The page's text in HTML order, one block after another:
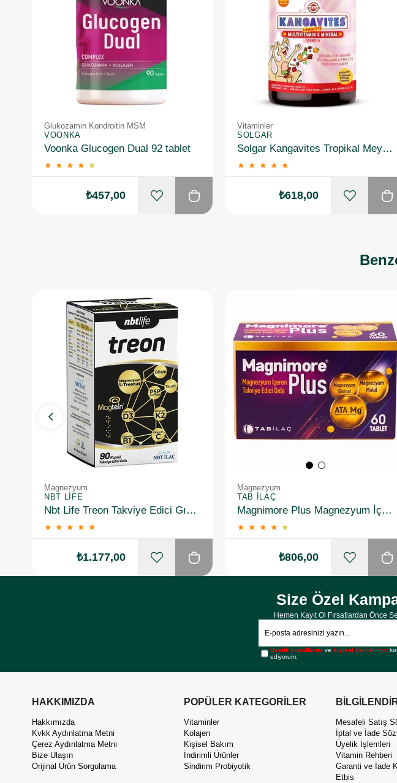
Glukozamin Kondroitin MSM
VOONKA
Voonka Glucogen Dual 92 tablet
★ ★ ★ ★ ★
₺457,00
Vitaminler
SOLGAR
Solgar Kangavites Tropikal Meyve Aromalı 60 Tablet
★ ★ ★ ★ ★
₺618,00
Magnezyum
NBT LIFE
Nbt Life Treon Takviye Edici Gıda 90 Kapsül
★ ★ ★ ★ ★
₺1.177,00
Magnezyum
TAB İLAÇ
Magnimore Plus Magnezyum İçeren Takviye Edici Gıda 60 Kapsül
★ ★ ★ ★ ★
₺806,00
Size Özel
Hemen Kayıt Ol Fırsatlardan Önce
Üyelik koşullarını vekişisel verilerimin
ediyorum.
HAKKIMIZDA
Hakkımızda
Kvkk Aydınlatma Metni
Çerez Aydınlatma Metni
Bize Ulaşın
Orijinal Ürün Sorgulama
POPÜLER KATEGORİLER
Vitaminler
Kolajen
Kişisel Bakım
İndirimli Ürünler
Sindirim Probiyotik
Mesafeli Satış
İptal ve İade
Üyelik İşlemleri
Vitamin Rehberi
Garanti ve İade
Etbis